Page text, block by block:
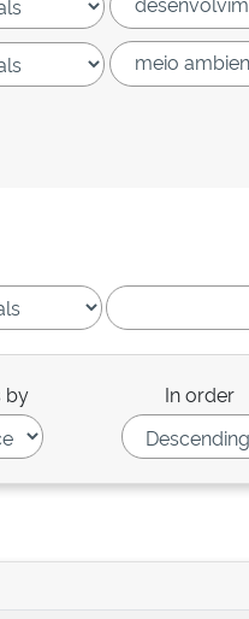
by In order